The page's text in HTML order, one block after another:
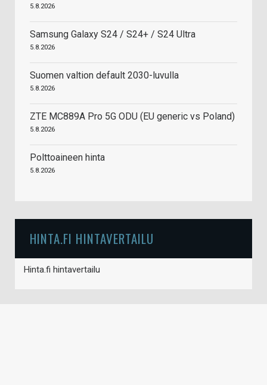
5.8.2026
Samsung Galaxy S24 / S24+ / S24 Ultra
5.8.2026
Suomen valtion default 2030-luvulla
5.8.2026
ZTE MC889A Pro 5G ODU (EU generic vs Poland)
5.8.2026
Polttoaineen hinta
5.8.2026
HINTA.FI HINTAVERTAILU
Hinta.fi hintavertailu